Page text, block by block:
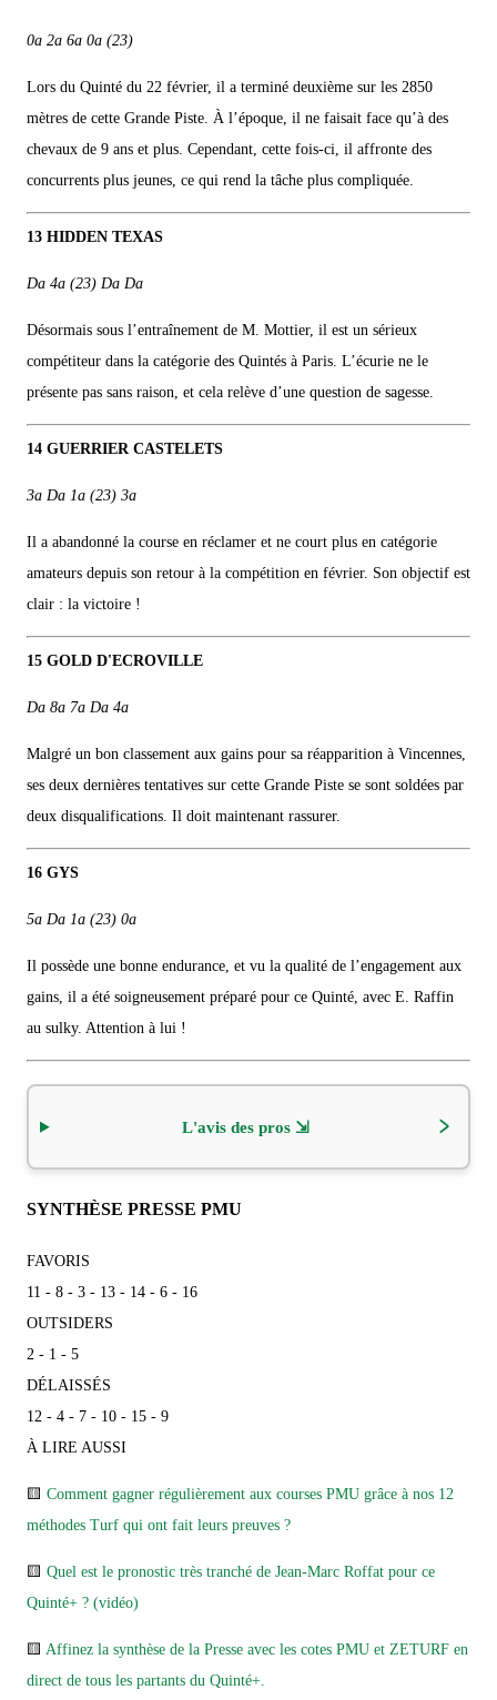
0a 2a 6a 0a (23)
Lors du Quinté du 22 février, il a terminé deuxième sur les 2850
mètres de cette Grande Piste. À l’époque, il ne faisait face qu’à des
chevaux de 9 ans et plus. Cependant, cette fois-ci, il affronte des
concurrents plus jeunes, ce qui rend la tâche plus compliquée.
13 HIDDEN TEXAS
Da 4a (23) Da Da
Désormais sous l’entraînement de M. Mottier, il est un sérieux
compétiteur dans la catégorie des Quintés à Paris. L’écurie ne le
présente pas sans raison, et cela relève d’une question de sagesse.
14 GUERRIER CASTELETS
3a Da 1a (23) 3a
Il a abandonné la course en réclamer et ne court plus en catégorie
amateurs depuis son retour à la compétition en février. Son objectif est
clair : la victoire !
15 GOLD D'ECROVILLE
Da 8a 7a Da 4a
Malgré un bon classement aux gains pour sa réapparition à Vincennes,
ses deux dernières tentatives sur cette Grande Piste se sont soldées par
deux disqualifications. Il doit maintenant rassurer.
16 GYS
5a Da 1a (23) 0a
Il possède une bonne endurance, et vu la qualité de l’engagement aux
gains, il a été soigneusement préparé pour ce Quinté, avec E. Raffin
au sulky. Attention à lui !
L'avis des pros ⇲
SYNTHÈSE PRESSE PMU
FAVORIS
11 - 8 - 3 - 13 - 14 - 6 - 16
OUTSIDERS
2 - 1 - 5
DÉLAISSÉS
12 - 4 - 7 - 10 - 15 - 9
À LIRE AUSSI
🟨 Comment gagner régulièrement aux courses PMU grâce à nos 12
méthodes Turf qui ont fait leurs preuves ?
🟨 Quel est le pronostic très tranché de Jean-Marc Roffat pour ce
Quinté+ ? (vidéo)
🟨 Affinez la synthèse de la Presse avec les cotes PMU et ZETURF en
direct de tous les partants du Quinté+.